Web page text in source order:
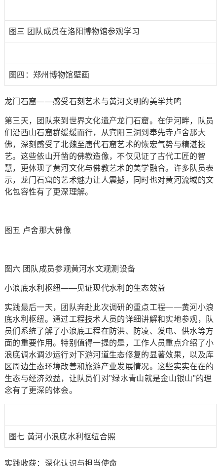
图三 团队成员在洛阳博物馆参观学习
图四：郑州博物馆壁画
龙门石窟——感受石刻艺术与黄河文明的美学共鸣
第三天，团队来到世界文化遗产龙门石窟。在伊河畔，队员
们沿西山石窟群缓缓而行，从宾阳三洞到奉先寺卢舍那大
佛，深刻感受了北魏至唐代石窟艺术的恢宏气势与精湛技
艺。这些依山开凿的佛教造像，不仅见证了古代工匠的智
慧，更体现了黄河文化与佛教艺术的美学融合。许多队员表
示，龙门石窟的艺术魅力让人震撼，同时也对黄河流域的文
化包容性有了更深理解。
图五 卢舍那大佛像
图六 团队成员参观黄河水文观测设备
小浪底水利枢纽——见证现代水利的生态效益
实践最后一天，团队奔赴此次调研的重点工程——黄河小浪
底水利枢纽。通过工程技术人员的详细讲解和实地参观，队
员们系统了解了小浪底工程在防洪、防凌、发电、供水等方
面的重要作用。特别值得一提的是，工作人员重点介绍了小
浪底调水调沙运行对下游河道生态修复的显著效果，以及库
区周边生态环境改善和旅游产业发展情况。这些实实在在的
生态与经济效益，让队员们对"绿水青山就是金山银山"的理
念有了更深的体会。
图七 黄河小浪底水利枢纽合照
实践收获：深化认识与担当使命